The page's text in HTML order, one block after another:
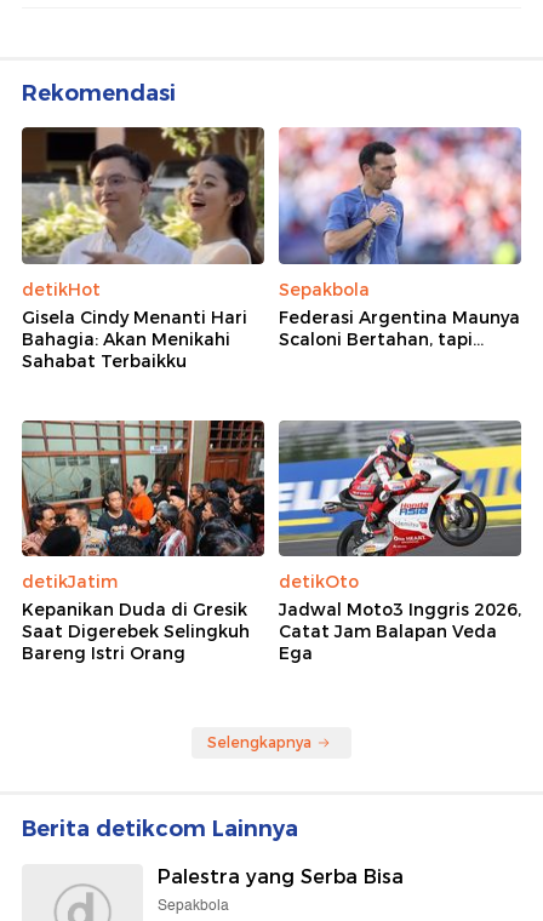
Rekomendasi
detikHot
Gisela Cindy Menanti Hari
Bahagia: Akan Menikahi
Sahabat Terbaikku
Sepakbola
Federasi Argentina Maunya
Scaloni Bertahan, tapi...
detikJatim
Kepanikan Duda di Gresik
Saat Digerebek Selingkuh
Bareng Istri Orang
detikOto
Jadwal Moto3 Inggris 2026,
Catat Jam Balapan Veda
Ega
Selengkapnya
Berita detikcom Lainnya
Palestra yang Serba Bisa
Sepakbola